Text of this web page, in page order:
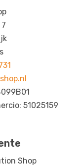
51025159
Shop